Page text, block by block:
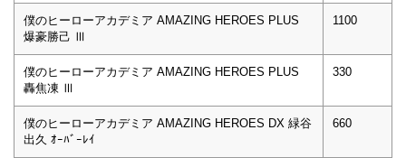
僕のヒーローアカデミア AMAZING HEROES PLUS
爆豪勝己 Ⅲ
1100
僕のヒーローアカデミア AMAZING HEROES PLUS
轟焦凍 Ⅲ
330
僕のヒーローアカデミア AMAZING HEROES DX 緑谷
出久 ｵｰﾊﾞｰﾚｲ
660